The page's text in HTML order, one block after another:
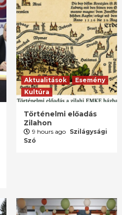
Aktualitások
Esemény
Kultúra
Történelmi előadás
Zilahon
9 hours ago Szilágysági
Szó